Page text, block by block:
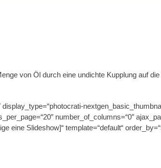
von Öl durch eine undichte Kupplung auf
number_of_columns=“0″
eine Slideshow]“ template=“default“